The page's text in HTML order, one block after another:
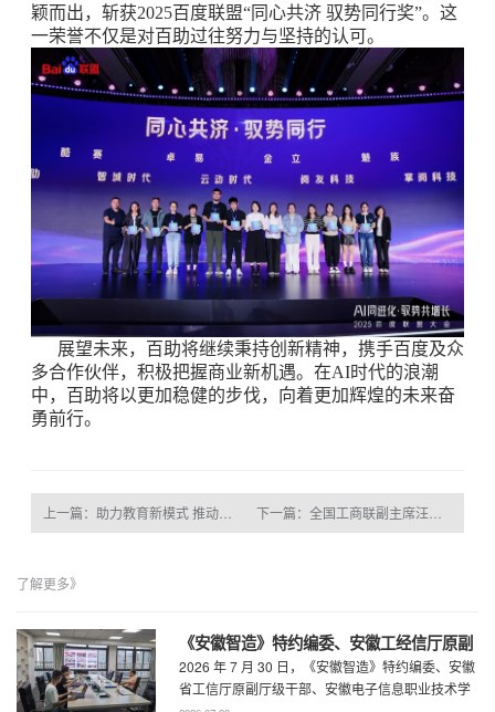
颖而出，斩获2025百度联盟“同心共济 驭势同行奖”。这
一荣誉不仅是对百助过往努力与坚持的认可。
展望未来，百助将继续秉持创新精神，携手百度及众
多合作伙伴，积极把握商业新机遇。在AI时代的浪潮
中，百助将以更加稳健的步伐，向着更加辉煌的未来奋
勇前行。
下一篇：全国工商联副主席汪鸿雁与百助CEO程磊闭门座谈 共商民营经济高质量发展新动能
了解更多》
《安徽智造》特约编委、安徽工经信厅原副
厅级干部、安徽电子信息职业技术学院原党
委书记石象斌莅临百助考察交流
2026 年 7 月 30 日，《安徽智造》特约编委、安徽
省工信厅原副厅级干部、安徽电子信息职业技术学